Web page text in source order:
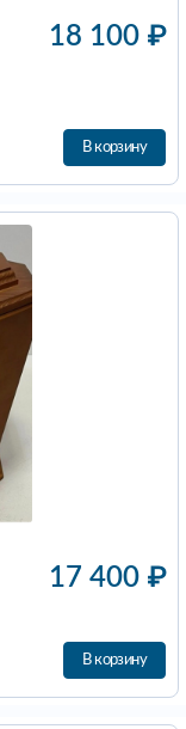
18 100 ₽
В корзину
17 400 ₽
В корзину